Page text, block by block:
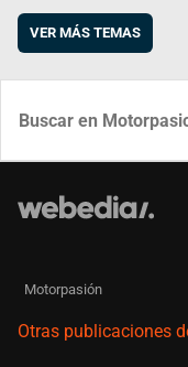
VER MÁS TEMAS
Motorpasión
Otras publicaciones